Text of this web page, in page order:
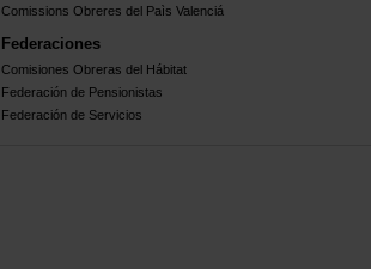
Comissions Obreres del Paìs Valenciá
Federaciones
Comisiones Obreras del Hábitat
Federación de Pensionistas
Federación de Servicios